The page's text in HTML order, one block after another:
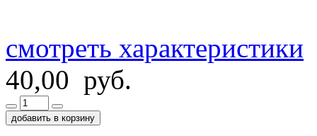
смотреть характеристики
40,00 руб.
добавить в корзину